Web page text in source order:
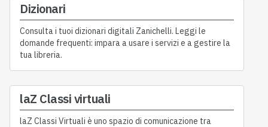
Dizionari
Consulta i tuoi dizionari digitali Zanichelli. Leggi le
domande frequenti: impara a usare i servizi e a gestire la
tua libreria.
laZ Classi virtuali
laZ Classi Virtuali è uno spazio di comunicazione tra